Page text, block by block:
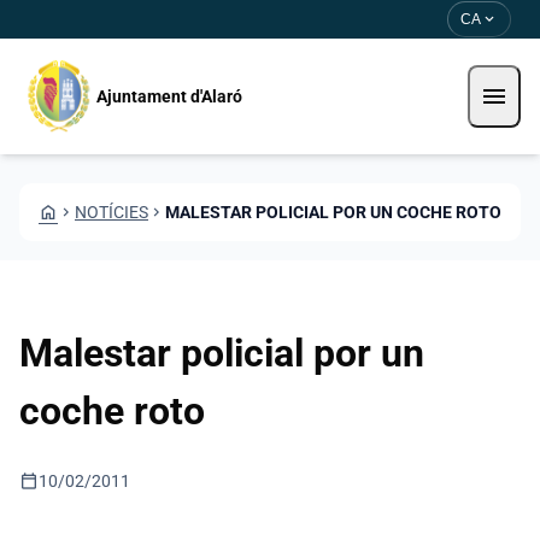
CA expand_more
Ajuntament d'Alaró menu
HOME CHEVRON_RIGHT NOTÍCIES CHEVRON_RIGHT MALESTAR POLICIAL POR UN COCHE ROTO
Malestar policial por un
coche roto
calendar_today10/02/2011